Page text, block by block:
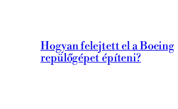
Hogyan felejtett el a Boeing
repülőgépet építeni?